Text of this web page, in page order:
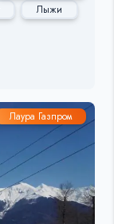
Лыжи
Лаура Газпром